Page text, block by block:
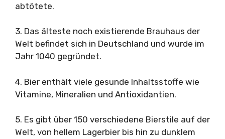
abtötete.
3. Das älteste noch existierende Brauhaus der
Welt befindet sich in Deutschland und wurde im
Jahr 1040 gegründet.
4. Bier enthält viele gesunde Inhaltsstoffe wie
Vitamine, Mineralien und Antioxidantien.
5. Es gibt über 150 verschiedene Bierstile auf der
Welt, von hellem Lagerbier bis hin zu dunklem